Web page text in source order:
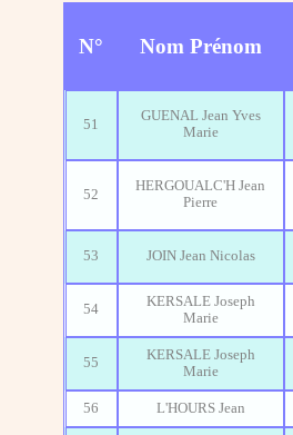
N° Nom Prénom
51
GUENAL Jean Yves
Marie
52
HERGOUALC'H Jean
Pierre
53 JOIN Jean Nicolas
54
KERSALE Joseph
Marie
55
KERSALE Joseph
Marie
56 L'HOURS Jean